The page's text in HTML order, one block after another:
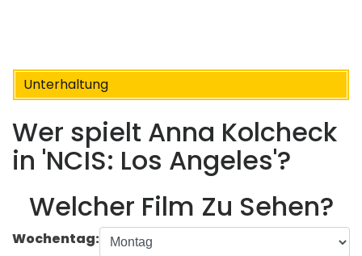
Unterhaltung
Wer spielt Anna Kolcheck
in 'NCIS: Los Angeles'?
Welcher Film Zu Sehen?
Wochentag: